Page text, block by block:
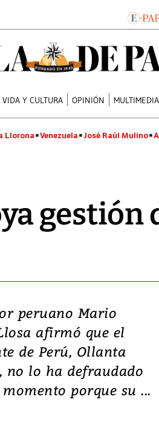
VIDA Y CULTURA OPINIÓN MULTIMEDIA
Llorona Venezuela José Raúl Mulino
peruano Mario
afirmó que el
de Perú, Ollanta
no lo ha defraudado
porque su ...
Video, Japón: Terremoto
deja heridos y graves
daños en Kumamoto